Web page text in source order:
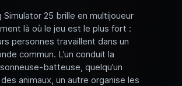
Simulator 25 brille en multijoueur
là où le jeu est le plus fort :
personnes travaillent dans un
commun. L’un conduit la
batteuse, quelqu’un
des animaux, un autre organise les